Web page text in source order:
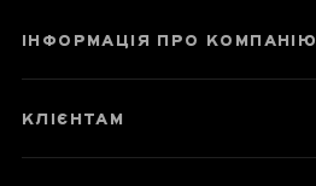
ІНФОРМАЦІЯ ПРО КОМПАНІЮ
КЛІЄНТАМ